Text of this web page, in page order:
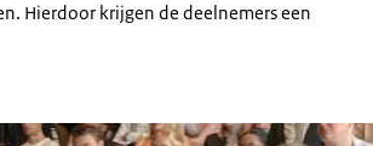
Hierdoor krijgen de deelnemers een